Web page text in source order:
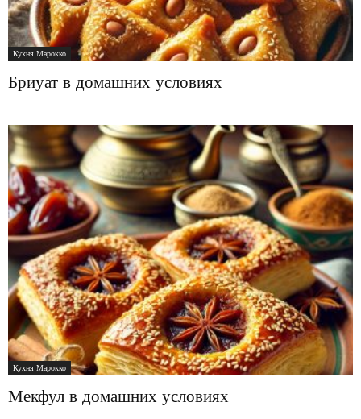
Кухня Марокко
Бриуат в домашних условиях
Кухня Марокко
Мекфул в домашних условиях